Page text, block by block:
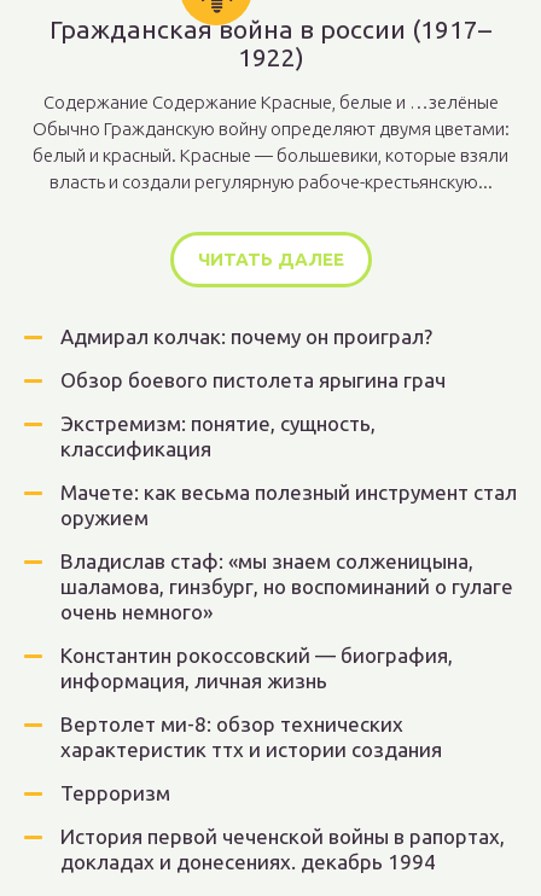
Гражданская война в россии (1917–
1922)
Содержание Содержание Красные, белые и …зелёные
Обычно Гражданскую войну определяют двумя цветами:
белый и красный. Красные — большевики, которые взяли
власть и создали регулярную рабоче-крестьянскую...
ЧИТАТЬ ДАЛЕЕ
Адмирал колчак: почему он проиграл?
Обзор боевого пистолета ярыгина грач
Экстремизм: понятие, сущность,
классификация
Мачете: как весьма полезный инструмент стал
оружием
Владислав стаф: «мы знаем солженицына,
шаламова, гинзбург, но воспоминаний о гулаге
очень немного»
Константин рокоссовский — биография,
информация, личная жизнь
Вертолет ми-8: обзор технических
характеристик ттх и истории создания
Терроризм
История первой чеченской войны в рапортах,
докладах и донесениях. декабрь 1994